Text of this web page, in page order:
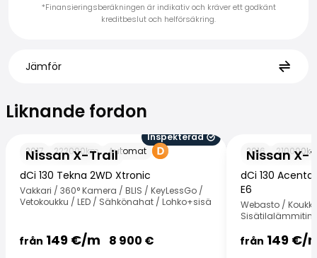
*Finansieringsberäkningen är indikativ och kräver ett godkänt
kreditbeslut och helförsäkring.
Jämför
Liknande fordon
Nissan X-Trail
Inspekterad
2017
222000km Automat
dCi 130 Tekna 2WD Xtronic
Vakkari / 360° Kamera / BLIS / KeyLessGo /
Vetokoukku / LED / Sähkönahat / Lohko+sisä
från 149 €/m 8 900 €
Nissan X-
2016 210000
dCi 130 Acenta
E6
Webasto /
Sisätilalämmitin
från 149 €/